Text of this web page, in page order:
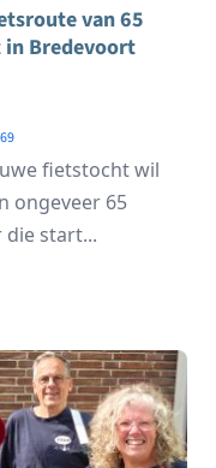
van 65
Bredevoort
fietstocht wil
ongeveer 65
start...